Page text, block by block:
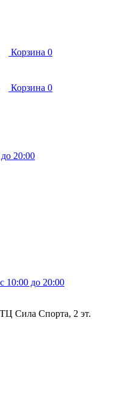
Корзина 0
Корзина 0
20:00
10:00 до 20:00
Сила Спорта, 2 эт.